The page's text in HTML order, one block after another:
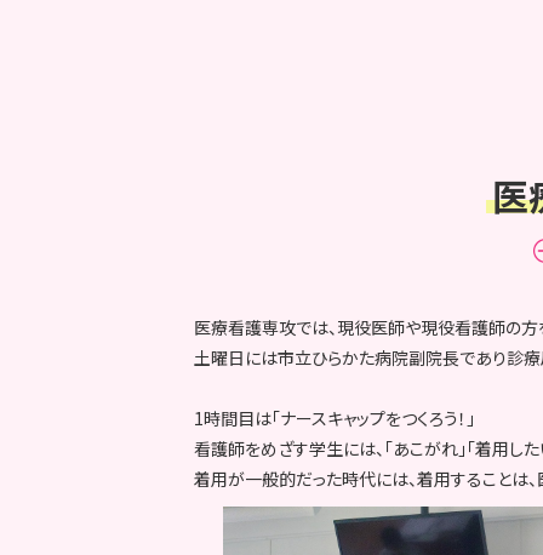
医
医療看護専攻では、現役医師や現役看護師の
土曜日には市立ひらかた病院副院長であり診
1時間目は「ナースキャップをつくろう！」
看護師をめざす学生には、「あこがれ」「着用し
着用が一般的だった時代には、着用することは、